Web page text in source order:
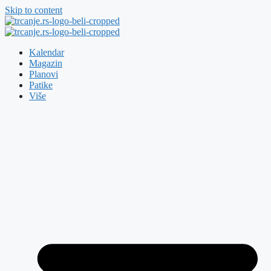
Skip to content
Kalendar
Magazin
Planovi
Patike
Više